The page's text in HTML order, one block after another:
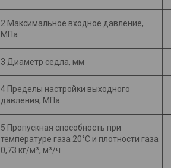
2 Максимальное входное давление,
МПа
3 Диаметр седла, мм
4 Пределы настройки выходного
давления, МПа
5 Пропускная способность при
температуре газа 20°С и плотности газа
0,73 кг/м³, м³/ч